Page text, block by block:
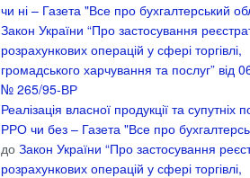
чи ні – Газета "Все про бухгалтерський
Закон України “Про застосування
розрахункових операцій у сфері торгівлі,
громадського харчування та послуг” від
№ 265/95-ВР
Реалізація власної продукції та супутніх
РРО чи без – Газета "Все про
до Закон України “Про застосування
розрахункових операцій у сфері торгівлі,